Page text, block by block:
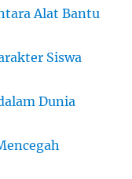
Alat Bantu
Siswa
Dunia